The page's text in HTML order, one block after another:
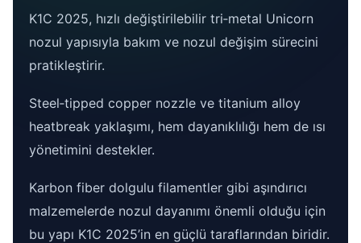
K1C 2025, hızlı değiştirilebilir tri‑metal Unicorn
nozul yapısıyla bakım ve nozul değişim sürecini
pratikleştirir.
Steel‑tipped copper nozzle ve titanium alloy
heatbreak yaklaşımı, hem dayanıklılığı hem de ısı
yönetimini destekler.
Karbon fiber dolgulu filamentler gibi aşındırıcı
malzemelerde nozul dayanımı önemli olduğu için
bu yapı K1C 2025’in en güçlü taraflarından biridir.